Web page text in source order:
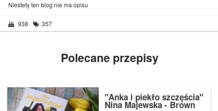
Niestety ten blog nie ma opisu
938 357
Polecane przepisy
"Anka i piekło szczęścia"
Nina Majewska - Brown